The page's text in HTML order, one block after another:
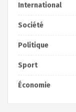
International
Société
Politique
Sport
Économie